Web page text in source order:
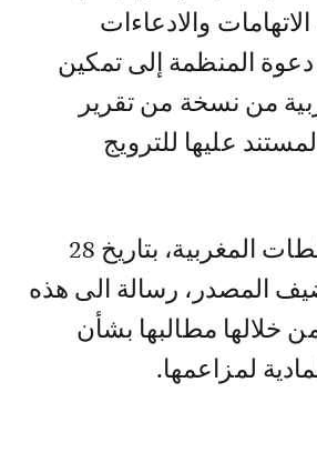
والادعاءات
دعوة المنظمة إلى تمكين
من نسخة من تقرير
عليها للترويج
كما وجهت السلطات المغربية، بتاريخ 28
2022، يضيف المصدر، رسالة الى هذه
خلالها مطالبها بشأن
لمزاعمها.